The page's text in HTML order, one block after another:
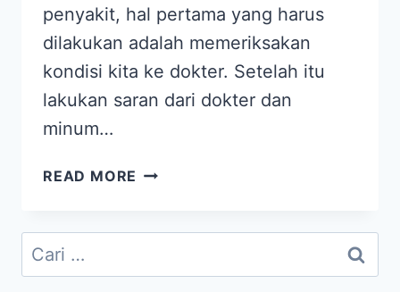
penyakit, hal pertama yang harus
dilakukan adalah memeriksakan
kondisi kita ke dokter. Setelah itu
lakukan saran dari dokter dan
minum…
READ MORE TESTIMONI
BERBAGAI
PENYAKIT
Cari
untuk: